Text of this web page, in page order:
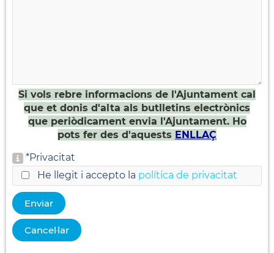
Si vols rebre informacions de l'Ajuntament cal
que et donis d'alta als butlletins electrònics
que periòdicament envia l'Ajuntament. Ho
pots fer des d'aquests ENLLAÇ
*Privacitat
He llegit i accepto la política de privacitat